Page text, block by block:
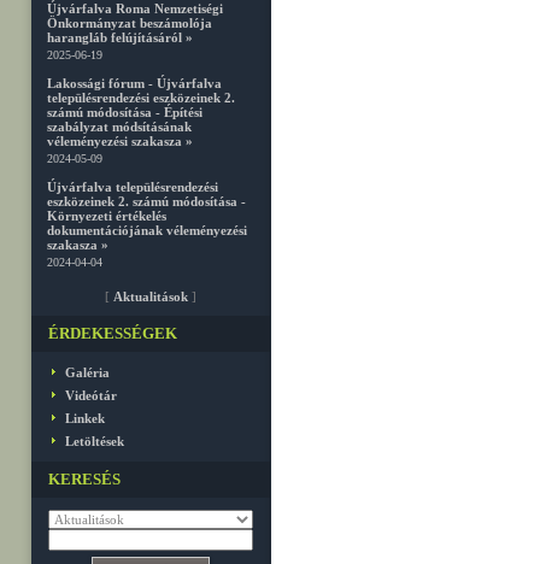
Újvárfalva Roma Nemzetiségi
Önkormányzat beszámolója
harangláb felújításáról »
2025-06-19
Lakossági fórum - Újvárfalva
településrendezési eszközeinek 2.
számú módosítása - Építési
szabályzat módsításának
véleményezési szakasza »
2024-05-09
Újvárfalva településrendezési
eszközeinek 2. számú módosítása -
Környezeti értékelés
dokumentációjának véleményezési
szakasza »
2024-04-04
[ Aktualitások ]
ÉRDEKESSÉGEK
Galéria
Videótár
Linkek
Letöltések
KERESÉS